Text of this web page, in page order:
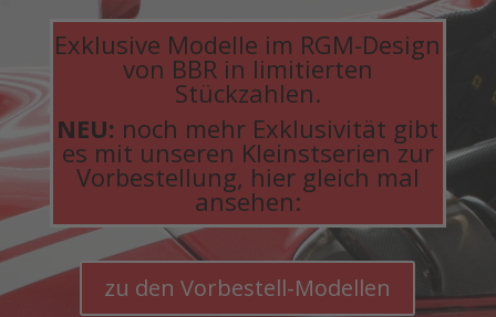
Exklusive Modelle im RGM-Design
von BBR in limitierten
Stückzahlen.
NEU: noch mehr Exklusivität gibt
es mit unseren Kleinstserien zur
Vorbestellung, hier gleich mal
ansehen:
zu den Vorbestell-Modellen